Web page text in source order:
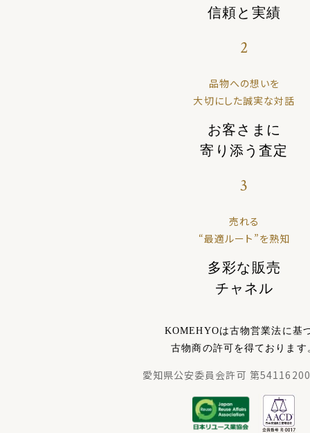
信頼と実績
2
品物への想いを
大切にした誠実な対話
お客さまに
寄り添う査定
3
売れる
“最適ルート”を熟知
多彩な販売
チャネル
KOMEHYOは古物営業法に基
古物商の許可を得ております
愛知県公安委員会許可 第